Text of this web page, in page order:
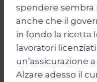
spendere sembra
anche che il
in fondo la ricetta
lavoratori
un’assicurazione
Alzare adesso il